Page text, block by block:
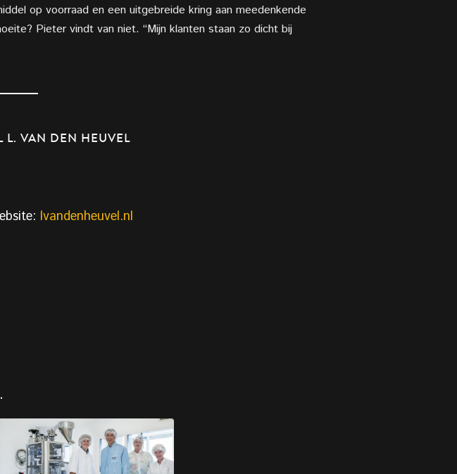
op voorraad en een uitgebreide kring aan meedenkende
Pieter vindt van niet. “Mijn klanten staan zo dicht bij
L. VAN DEN HEUVEL
lvandenheuvel.nl
.